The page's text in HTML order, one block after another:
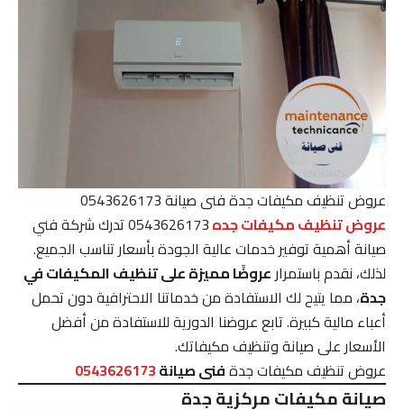
عروض تنظيف مكيفات جدة فنى صيانة 0543626173
عروض تنظيف مكيفات جده
0543626173 تدرك شركة فني
صيانة أهمية توفير خدمات عالية الجودة بأسعار تناسب الجميع.
لذلك، نقدم باستمرارعروضًا مميزة على تنظيف المكيفات في
جدة، مما يتيح لك الاستفادة من خدماتنا الاحترافية دون تحمل
أعباء مالية كبيرة. تابع عروضنا الدورية للاستفادة من أفضل
الأسعار على صيانة وتنظيف مكيفاتك.
عروض تنظيف مكيفات جدةفنى صيانة0543626173
صيانة مكيفات مركزية جدة